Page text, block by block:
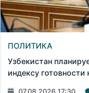
ПОЛИТИКА
Узбекистан
индексу
07.08.2026 17:30